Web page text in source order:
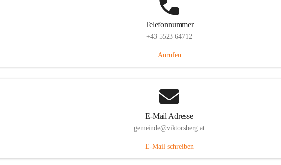
Telefonnummer
+43 5523 64712
Anrufen
E-Mail Adresse
gemeinde@viktorsberg.at
E-Mail schreiben